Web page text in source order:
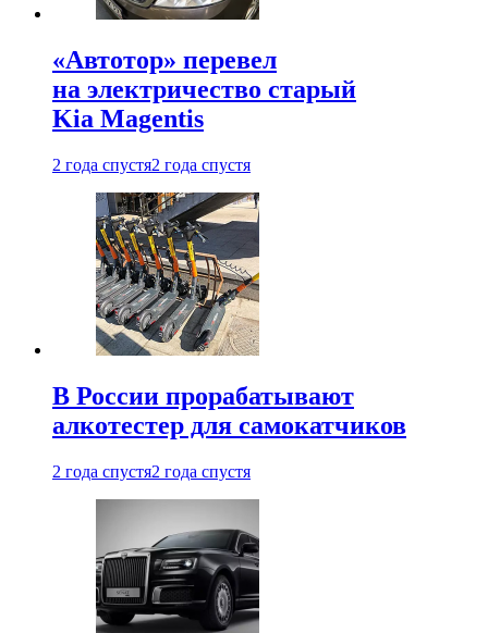
«Автотор» перевел
на электричество старый
Kia Magentis
2 года спустя2 года спустя
В России прорабатывают
алкотестер для самокатчиков
2 года спустя2 года спустя